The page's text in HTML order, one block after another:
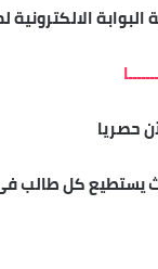
الثالث الاعدادي محافظة الغربية للفصل